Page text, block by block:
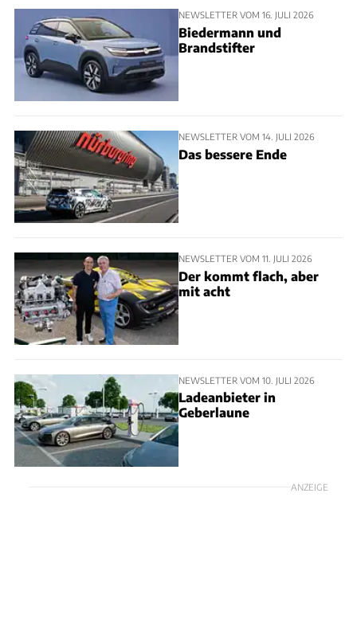
NEWSLETTER VOM 16. JULI 2026
Biedermann und
Brandstifter
NEWSLETTER VOM 14. JULI 2026
Das bessere Ende
NEWSLETTER VOM 11. JULI 2026
Der kommt flach, aber
mit acht
NEWSLETTER VOM 10. JULI 2026
Ladeanbieter in
Geberlaune
ANZEIGE